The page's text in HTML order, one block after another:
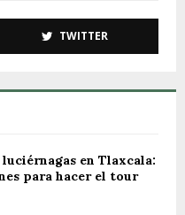
TWITTER
en Tlaxcala:
para hacer el tour